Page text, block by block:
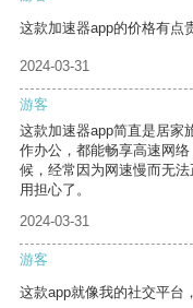
这款加速器app的价格有点
2024-03-31
游客
这款加速器app简直是居家
作办公，都能畅享高速网
候，经常因为网速慢而无
用担心了。
2024-03-31
游客
这款app就像我的社交平台